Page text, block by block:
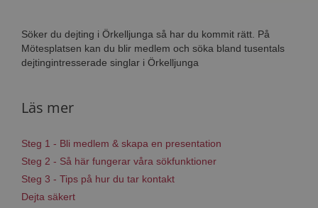
Söker du dejting i Örkelljunga så har du kommit rätt. På
Mötesplatsen kan du blir medlem och söka bland tusentals
dejtingintresserade singlar i Örkelljunga
Läs mer
Steg 1 - Bli medlem & skapa en presentation
Steg 2 - Så här fungerar våra sökfunktioner
Steg 3 - Tips på hur du tar kontakt
Dejta säkert